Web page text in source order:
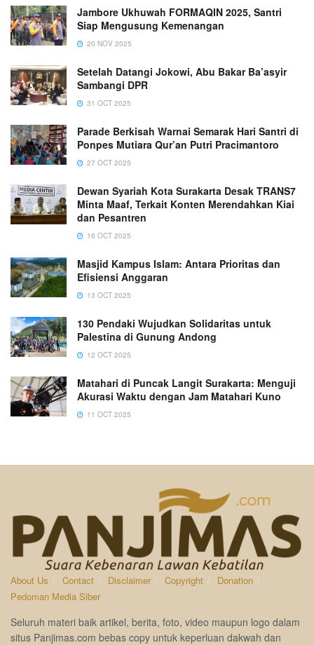
Jambore Ukhuwah FORMAQIN 2025, Santri
Siap Mengusung Kemenangan
20 NOV 2025
Setelah Datangi Jokowi, Abu Bakar Ba’asyir
Sambangi DPR
31 OCT 2025
Parade Berkisah Warnai Semarak Hari Santri di
Ponpes Mutiara Qur’an Putri Pracimantoro
27 OCT 2025
Dewan Syariah Kota Surakarta Desak TRANS7
Minta Maaf, Terkait Konten Merendahkan Kiai
dan Pesantren
16 OCT 2025
Masjid Kampus Islam: Antara Prioritas dan
Efisiensi Anggaran
13 OCT 2025
130 Pendaki Wujudkan Solidaritas untuk
Palestina di Gunung Andong
12 OCT 2025
Matahari di Puncak Langit Surakarta: Menguji
Akurasi Waktu dengan Jam Matahari Kuno
11 OCT 2025
About Us Contact Disclaimer Copyright
Donation
Pedoman Media Siber
Seluruh materi baik artikel, berita, foto, video maupun logo dalam
situs Panjimas.com bebas copy untuk keperluan dakwah dan